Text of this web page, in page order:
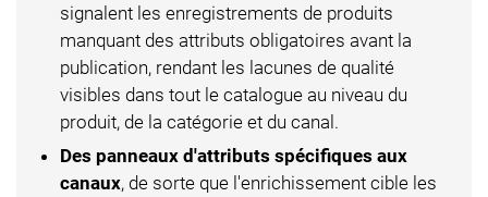
signalent les enregistrements de produits
manquant des attributs obligatoires avant la
publication, rendant les lacunes de qualité
visibles dans tout le catalogue au niveau du
produit, de la catégorie et du canal.
Des panneaux d'attributs spécifiques aux
canaux, de sorte que l'enrichissement cible les